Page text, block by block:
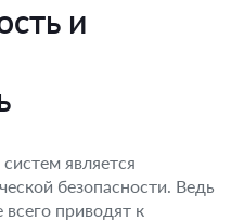
и
является
безопасности. Ведь
приводят к